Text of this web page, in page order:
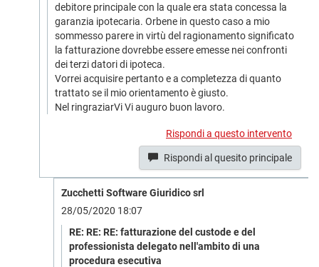
debitore principale con la quale era stata concessa la
garanzia ipotecaria. Orbene in questo caso a mio
sommesso parere in virtù del ragionamento significato
la fatturazione dovrebbe essere emesse nei confronti
dei terzi datori di ipoteca.
Vorrei acquisire pertanto e a completezza di quanto
trattato se il mio orientamento è giusto.
Nel ringraziarVi Vi auguro buon lavoro.
Rispondi a questo intervento
Rispondi al quesito principale
Zucchetti Software Giuridico srl
28/05/2020 18:07
RE: RE: RE: fatturazione del custode e del
professionista delegato nell'ambito di una
procedura esecutiva